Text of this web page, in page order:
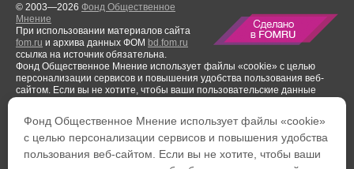
© 2003—2026 Фонд Общественное
Мнение
При использовании материалов сайта
fom.ru и архива данных ФОМ bd.fom.ru
ссылка на источник обязательна.
Фонд Общественное Мнение использует файлы «cookie» с целью
персонализации сервисов и повышения удобства пользования веб-
сайтом. Если вы не хотите, чтобы ваши пользовательские данные
Результаты аудиторской проверкиза период с 1 января по 31 декабря
2021 года.
Тел. +7 (495) 653-82-32 Тел. 8 (800) 444-53-24
Фонд Общественное Мнение использует файлы «cookie»
с целью персонализации сервисов и повышения удобства
пользования веб-сайтом. Если вы не хотите, чтобы ваши